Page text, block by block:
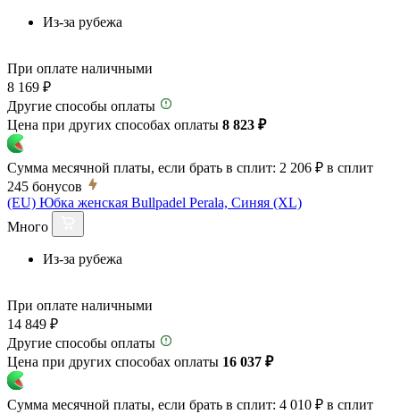
Из-за рубежа
При оплате наличными
8 169 ₽
Другие способы оплаты
Цена при других способах оплаты 8 823 ₽
Сумма месячной платы, если брать в сплит: 2 206 ₽ в сплит
245 бонусов
(EU) Юбка женская Bullpadel Perala, Синяя (XL)
Много
Из-за рубежа
При оплате наличными
14 849 ₽
Другие способы оплаты
Цена при других способах оплаты 16 037 ₽
Сумма месячной платы, если брать в сплит: 4 010 ₽ в сплит